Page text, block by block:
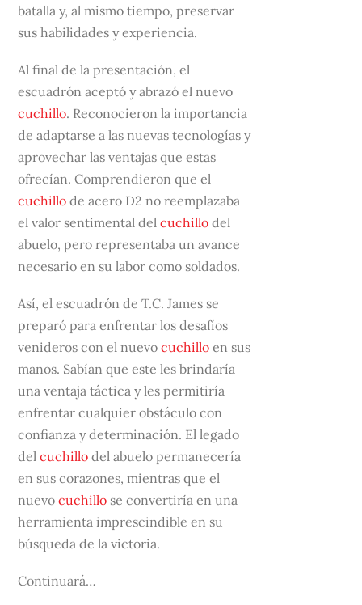
batalla y, al mismo tiempo, preservar
sus habilidades y experiencia.
Al final de la presentación, el
escuadrón aceptó y abrazó el nuevo
cuchillo. Reconocieron la importancia
de adaptarse a las nuevas tecnologías y
aprovechar las ventajas que estas
ofrecían. Comprendieron que el
cuchillo de acero D2 no reemplazaba
el valor sentimental delcuchillo del
abuelo, pero representaba un avance
necesario en su labor como soldados.
Así, el escuadrón de T.C. James se
preparó para enfrentar los desafíos
venideros con el nuevocuchillo en sus
manos. Sabían que este les brindaría
una ventaja táctica y les permitiría
enfrentar cualquier obstáculo con
confianza y determinación. El legado
delcuchillo del abuelo permanecería
en sus corazones, mientras que el
nuevocuchillo se convertiría en una
herramienta imprescindible en su
búsqueda de la victoria.
Continuará…